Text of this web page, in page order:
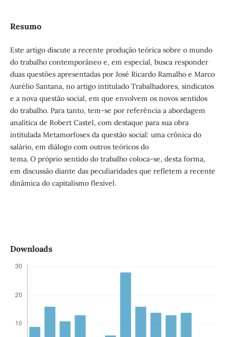
Resumo
Este artigo discute a recente produção teórica sobre o mundo
do trabalho contemporâneo e, em especial, busca responder
duas questões apresentadas por José Ricardo Ramalho e Marco
Aurélio Santana, no artigo intitulado Trabalhadores, sindicatos
e a nova questão social, em que envolvem os novos sentidos
do trabalho. Para tanto, tem-se por referência a abordagem
analítica de Robert Castel, com destaque para sua obra
intitulada Metamorfoses da questão social: uma crônica do
salário, em diálogo com outros teóricos do
tema. O próprio sentido do trabalho coloca-se, desta forma,
em discussão diante das peculiaridades que refletem a recente
dinâmica do capitalismo flexível.
Downloads